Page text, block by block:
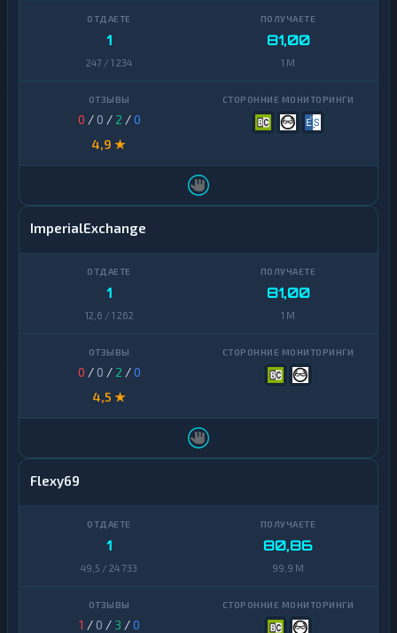
1
247 / 1 234
81,00
1 M
0 / 0 / 2 /0
4,9 ★
ImperialExchange
1
12,6 / 1 262
81,00
1 M
0 / 0 / 2 /0
4,5 ★
Flexy69
1
49,5 / 24 733
80,86
99,9 M
1 / 0 / 3 /0